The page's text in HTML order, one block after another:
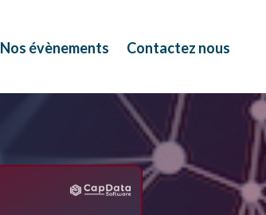
Nos évènements Contactez nous